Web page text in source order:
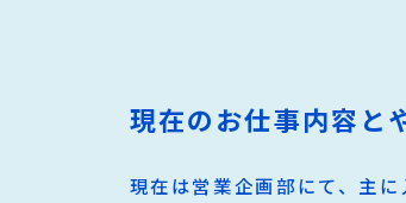
現在のお仕事内容と
現在は営業企画部にて、主